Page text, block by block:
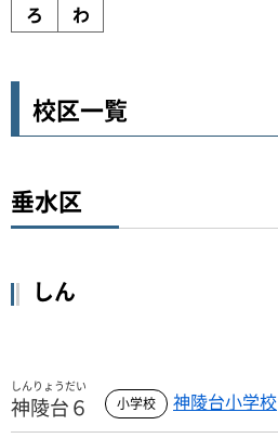
ろ
わ
校区一覧
垂水区
しん
しんりょうだい
神陵台６ 神陵台小学校